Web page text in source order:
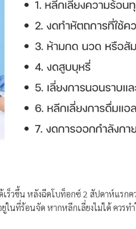
เร็วขึ้น หลังฉีดโบท็อกซ์ 2 สัปดาห์แรกค
ในที่ร้อนจัด หากหลีกเลี่ยงไม่ได้ ควร